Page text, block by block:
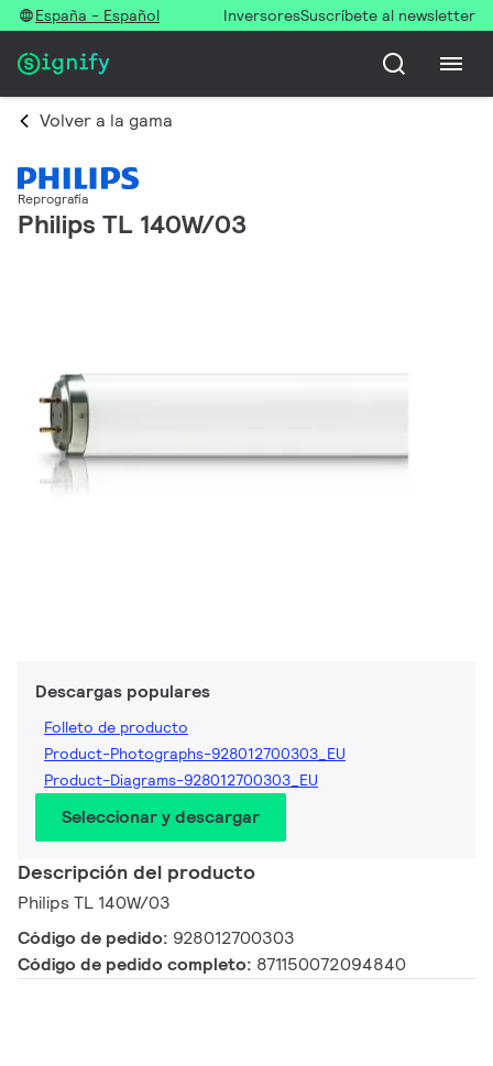
España - Español InversoresSuscríbete al newsletter
Volver a la gama
Reprografía
Philips TL 140W/03
Descargas populares
Folleto de producto
Product-Photographs-928012700303_EU
Product-Diagrams-928012700303_EU
Seleccionar y descargar
Descripción del producto
Philips TL 140W/03
Código de pedido: 928012700303
Código de pedido completo: 871150072094840